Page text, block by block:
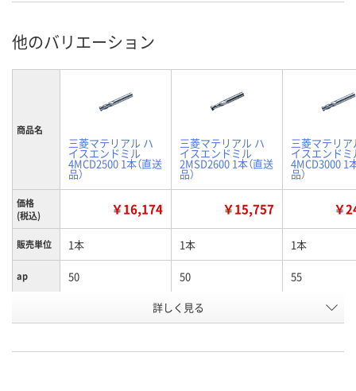
他のバリエーション
商品名
三菱マテリアル ハ
イスエンドミル
4MCD2500 1本（直送
品）
三菱マテリアル ハ
イスエンドミル
2MSD2600 1本（直送
品）
三菱マテリア
イスエンドミ
4MCD3000 1
品）
価格
(税込)
￥16,174 ￥15,757 ￥
販売単位 1本 1本 1本
ap 50 50 55
25
詳しく見る